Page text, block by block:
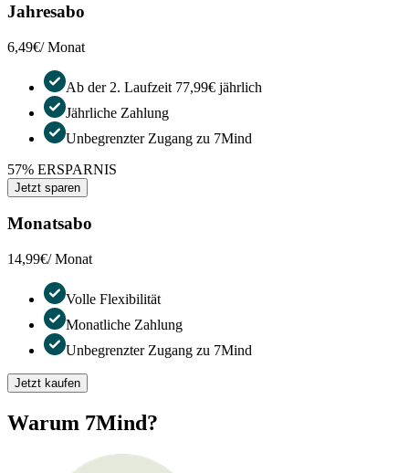
Jahresabo
6,49€/ Monat
Ab der 2. Laufzeit 77,99€ jährlich
Jährliche Zahlung
Unbegrenzter Zugang zu 7Mind
57% ERSPARNIS
Jetzt sparen
Monatsabo
14,99€/ Monat
Volle Flexibilität
Monatliche Zahlung
Unbegrenzter Zugang zu 7Mind
Jetzt kaufen
Warum 7Mind?